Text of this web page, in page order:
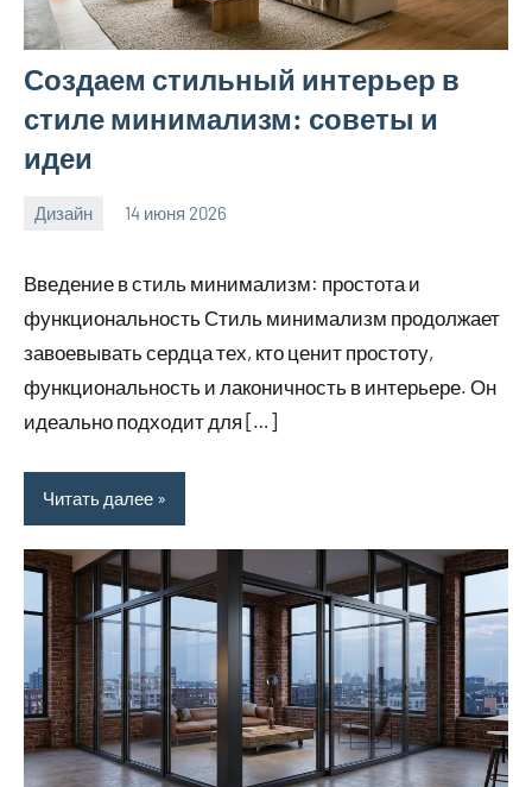
Создаем стильный интерьер в
стиле минимализм: советы и
идеи
Дизайн 14 июня 2026
calvinken_co
Введение в стиль минимализм: простота и
функциональность Стиль минимализм продолжает
завоевывать сердца тех, кто ценит простоту,
функциональность и лаконичность в интерьере. Он
идеально подходит для […]
Читать далее